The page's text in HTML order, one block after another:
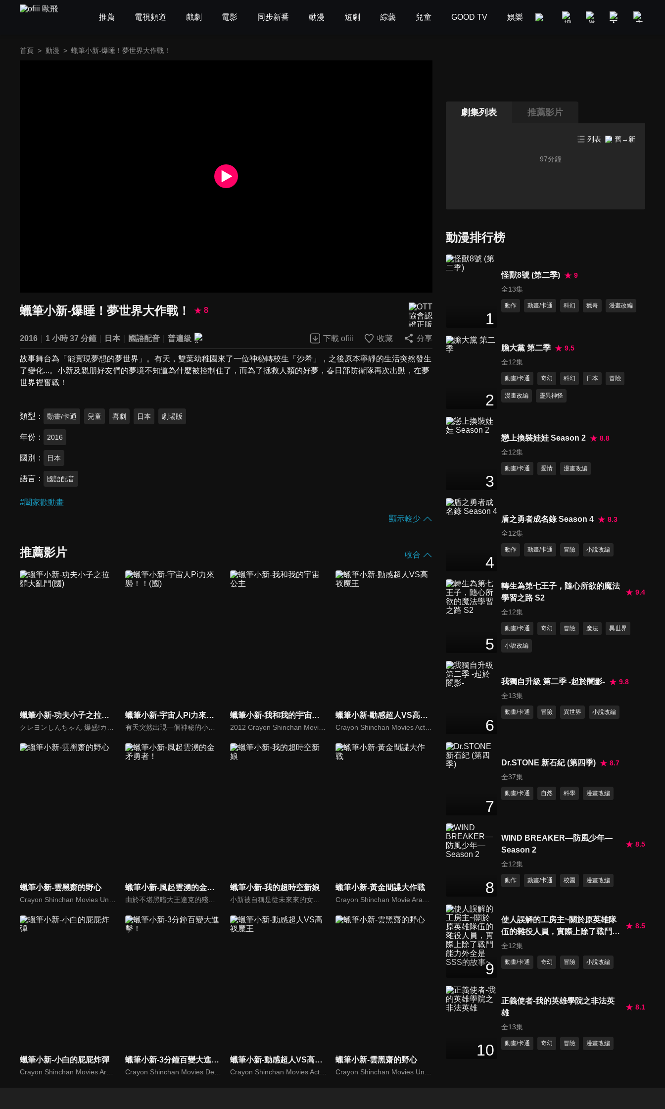
推薦 電視頻道 戲劇 電影 同步新番 動漫 短劇 綜藝 兒童 GOOD TV 娛樂 美食旅遊 新聞政論
首頁 > 動漫 > 蠟筆小新-爆睡！夢世界大作戰！
蠟筆小新-爆睡！夢世界大作戰！ 8
2016 1 小時 37 分鐘 日本 國語配音 普遍級 下載 ofiii 收藏 分享
故事舞台為「能實現夢想的夢世界」。有天，雙葉幼稚園來了一位神秘轉校生「沙希」，之後原本寧靜的生活突然發生
了變化...。小新及親朋好友們的夢境不知道為什麼被控制住了，而為了拯救人類的好夢，春日部防衛隊再次出動，在夢
世界裡奮戰！
類型 動畫/卡通 兒童 喜劇 日本 劇場版
年份 2016
國別 日本
語言 國語配音
#闔家歡動畫
顯示較少
推薦影片 收合
蠟筆小新-功夫小子之拉麵大亂鬥(國) 蠟筆小新-宇宙人Pi力來襲！！(國)
有天突然出現一個神秘的小小宇宙人「Pi力」，因照射到宇宙人的神秘光線，廣志和美冴竟然變回小朋友的模樣！為了變回大人，萌孩版的野原一家人踏上冒險旅程，小新甚至為了Pi力封印了屁屁，為的就是幫小小宇宙人找到爸爸…
蠟筆小新-我和我的宇宙公主 蠟筆小新-動感超人VS高衩魔王
Crayon Shinchan Movies Action Kamen vs Haigure Maoh
蠟筆小新-雲黑齋的野心 蠟筆小新-風起雲湧的金矛勇者！
由於不堪黑暗大王達克的殘暴支配，黑暗世界頓庫拉伊發生了動亂，傳說中的金矛和銀盾為了尋找能拯救他們的勇者，化身躲藏到地球上來，而這個被選定的勇者就是小新！但不知情的小新在無意間幫助敵人打開聯結頓庫拉伊世界和地球的門扉，使得達克等人能以實體來到地球，恣意將地球變成黑暗世界...
蠟筆小新-我的超時空新娘 蠟筆小新-黃金間諜大作戰
蠟筆小新-小白的屁屁炸彈
Crayon Shinchan Movies Arashi Wo Yobu Utau Ketsudake Bakudan
蠟筆小新-3分鐘百變大進擊！
Crayon Shinchan Movies Densetsu Wo Yobu BuriBuri Sanpun Pokkiri Daishingeki
蠟筆小新-動感超人VS高衩魔王
Crayon Shinchan Movies Action Kamen vs Haigure Maoh
蠟筆小新-雲黑齋的野心
Crayon Shinchan Movies Unkokusai no Yabou
劇集列表 推薦影片
列表 舊→新
97分鐘
動漫排行榜
1
怪獸8號 (第二季)
9
全13集
動作 動畫/卡通 科幻 獵奇 漫畫改編
2
膽大黨 第二季
9.5
全12集
動畫/卡通 奇幻 科幻 日本 冒險
漫畫改編 靈異神怪
3
戀上換裝娃娃 Season 2
8.8
全12集
動畫/卡通 愛情 漫畫改編
4
盾之勇者成名錄 Season 4
8.3
全12集
動作 動畫/卡通 冒險 小說改編
5
轉生為第七王子，隨心所欲的魔法
學習之路 S2
9.4
全12集
動畫/卡通 奇幻 冒險 魔法 異世界
小說改編
6
我獨自升級 第二季 -起於闇影-
9.8
全13集
動畫/卡通 冒險 異世界 小說改編
7
Dr.STONE 新石紀 (第四季)
8.7
全37集
動畫/卡通 自然 科學 漫畫改編
8
WIND BREAKER—防風少年—
Season 2
8.5
全12集
動作 動畫/卡通 校園 漫畫改編
9
使人誤解的工房主~關於原英雄隊
伍的雜役人員，實際上除了戰鬥能
力外全是SSS的故事~
8.5
全12集
動畫/卡通 奇幻 冒險 小說改編
10
正義使者-我的英雄學院之非法英
雄
8.1
全13集
動畫/卡通 奇幻 冒險 漫畫改編